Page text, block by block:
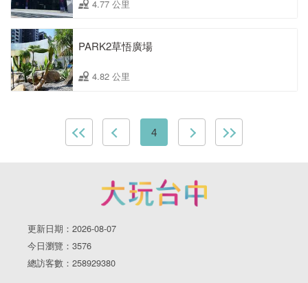
4.77 公里
PARK2草悟廣場
4.82 公里
4
更新日期：2026-08-07
今日瀏覽：3576
總訪客數：258929380